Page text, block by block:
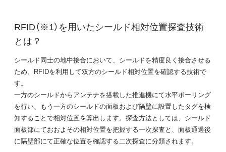
RFID（※1）を用いたシールド相対位置探査技術
とは？
シールド同士の地中接合において、シールドを精度良く接合させる
ため、RFIDを利用して双方のシールド相対位置を確認する技術で
す。
一方のシールドからアンテナを搭載した推進機にて水平ボーリング
を行い、もう一方のシールドの面板および隔壁に設置したタグを検
知することで相対位置を算出します。探査方法としては、シールド
面板部にておおよその相対位置を把握する一次探査と、面板通過後
に隔壁部にて正確な位置を確認する二次探査に分類されます。